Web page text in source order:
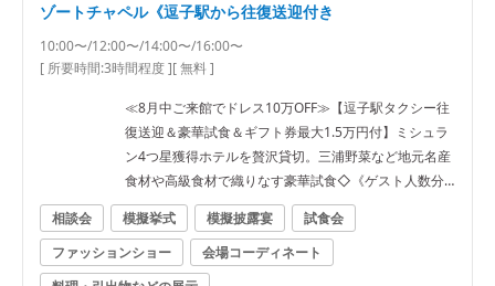
ゾートチャペル《逗子駅から往復送迎付き
10:00〜/12:00〜/14:00〜/16:00〜
[ 所要時間:3時間程度][ 無料 ]
≪8月中ご来館でドレス10万OFF≫【逗子駅タクシー往
復送迎＆豪華試食＆ギフト券最大1.5万円付】ミシュラ
ン4つ星獲得ホテルを贅沢貸切。三浦野菜など地元名産
食材や高級食材で織りなす豪華試食◇《ゲスト人数分
の逗子駅往復タクシー特典も有》
相談会 模擬挙式 模擬披露宴
試食会
ファッションショー
会場コーディネート